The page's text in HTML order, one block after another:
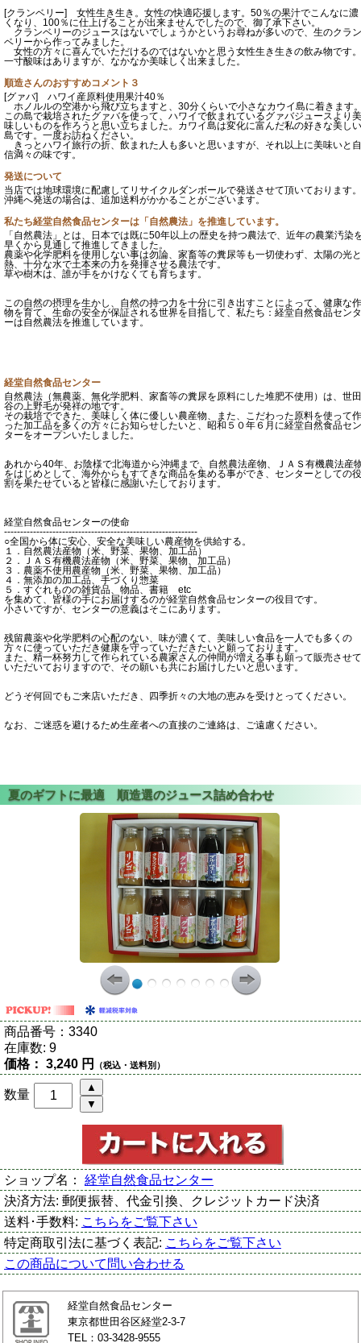
[クランベリー] 女性生き生き。女性の快適応援します。50％の果汁でこんなに濃
くなり、100％に仕上げることが出来ませんでしたので、御了承下さい。
クランベリーのジュースはないでしょうかというお尋ねが多いので、生のクラン
ベリーから作ってみました。
女性の方々に喜んでいただけるのではないかと思う女性生き生きの飲み物です。
一寸酸味はありますが、なかなか美味しく出来ました。
順造さんのおすすめコメント３
[グァバ] ハワイ産原料使用果汁40％
ホノルルの空港から飛び立ちますと、30分くらいで小さなカウイ島に着きます
この島で栽培されたグァバを使って、ハワイで飲まれているグァバジュースより美
味しいものを作ろうと思い立ちました。カワイ島は変化に富んだ私の好きな美しい
島です。一度お訪ねください。
きっとハワイ旅行の折、飲まれた人も多いと思いますが、それ以上に美味いと自
信満々の味です。
発送について
当店では地球環境に配慮してリサイクルダンボールで発送させて頂いております。
沖縄へ発送の場合は、追加送料がかかることがございます。
私たち経堂自然食品センターは「自然農法」を推進しています。
「自然農法」とは、日本では既に50年以上の歴史を持つ農法で、近年の農業汚染
早くから見通して推進してきました。
農薬や化学肥料を使用しない事は勿論、家畜等の糞尿等も一切使わず、太陽の光と
熱、十分な水で土本来の力を発揮させる農法です。
草や樹木は、誰が手をかけなくても育ちます。
この自然の摂理を生かし、自然の持つ力を十分に引き出すことによって、健康な作
物を育て、生命の安全が保証される世界を目指して、私たち：経堂自然食品センタ
ーは自然農法を推進しています。
経堂自然食品センター
自然農法（無農薬、無化学肥料、家畜等の糞尿を原料にした堆肥不使用）は、世田
谷の上野毛が発祥の地です。
その栽培でできた、美味しく体に優しい農産物、また、こだわった原料を使って作
った加工品を多くの方々にお知らせしたいと、昭和５０年６月に経堂自然食品セン
ターをオープンいたしました。
あれから40年、お陰様で北海道から沖縄まで、自然農法産物、ＪＡＳ有機農法産
をはじめとして、海外からもすてきな商品を集める事ができ、センターとしての役
割を果たせていると皆様に感謝いたしております。
経堂自然食品センターの使命
------------------------------------------------------------
○全国から体に安心、安全な美味しい農産物を供給する。
１．自然農法産物（米、野菜、果物、加工品）
２．ＪＡＳ有機農法産物（米、野菜、果物、加工品）
３．農薬不使用農産物（米、野菜、果物、加工品）
４．無添加の加工品、手づくり惣菜
５．すぐれものの雑貨品、物品、書籍 etc
を集めて、皆様の手にお届けするのが経堂自然食品センターの役目です。
小さいですが、センターの意義はそこにあります。
残留農薬や化学肥料の心配のない、味が濃くて、美味しい食品を一人でも多くの
方々に使っていただき健康を守っていただきたいと願っております。
また、精一杯努力して作られている農家さんの仲間が増える事も願って販売させて
いただいておりますので、その願いも共にお届けしたいと思います。
どうぞ何回でもご来店いただき、四季折々の大地の恵みを受けとってください。
なお、ご迷惑を避けるため生産者への直接のご連絡は、ご遠慮ください。
商品番号： 3340
在庫数: 9
価格： 3,240 円 （税込・送料別）
数量
ショップ名： 経堂自然食品センター
決済方法: 郵便振替、代金引換、クレジットカード決済
送料･手数料: こちらをご覧下さい
特定商取引法に基づく表記: こちらをご覧下さい
この商品について問い合わせる
経堂自然食品センター
東京都世田谷区経堂2-3-7
TEL：03-3428-9555